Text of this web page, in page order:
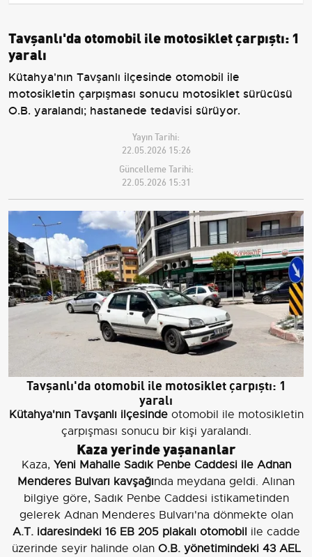
Tavşanlı'da otomobil ile motosiklet çarpıştı: 1
yaralı
Kütahya'nın Tavşanlı ilçesinde otomobil ile
motosikletin çarpışması sonucu motosiklet sürücüsü
O.B. yaralandı; hastanede tedavisi sürüyor.
Yayın Tarihi:
22.05.2026 15:26
Güncelleme Tarihi:
22.05.2026 15:31
Tavşanlı'da otomobil ile motosiklet çarpıştı: 1
yaralı
Kütahya'nın Tavşanlı ilçesindeotomobil ile motosikletin
çarpışması sonucu bir kişi yaralandı.
Kaza yerinde yaşananlar
Kaza, Yeni Mahalle Sadık Penbe Caddesi ile Adnan
Menderes Bulvarı kavşağında meydana geldi. Alınan
bilgiye göre, Sadık Penbe Caddesi istikametinden
gelerek Adnan Menderes Bulvarı'na dönmekte olan
A.T. idaresindeki 16 EB 205 plakalı otomobil ile cadde
üzerinde seyir halinde olan O.B. yönetimindeki 43 AEL